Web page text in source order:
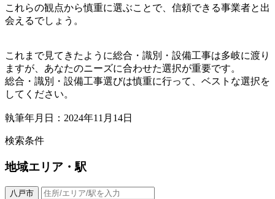
これらの観点から慎重に選ぶことで、信頼できる事業者と出
会えるでしょう。
これまで見てきたように総合・識別・設備工事は多岐に渡り
ますが、あなたのニーズに合わせた選択が重要です。
総合・識別・設備工事選びは慎重に行って、ベストな選択を
してください。
執筆年月日：2024年11月14日
検索条件
地域エリア・駅
八戸市